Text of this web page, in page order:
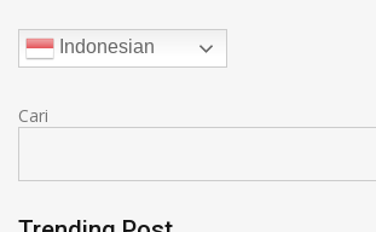
Indonesian
Cari